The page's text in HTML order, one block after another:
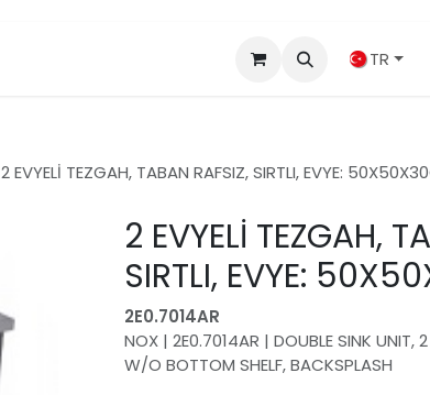
TR
2 EVYELİ TEZGAH, TABAN RAFSIZ, SIRTLI, EVYE:
2 EVYELİ TEZGAH,
SIRTLI, EVYE:
2E0.7014AR
NOX | 2E0.7014AR | DOUBLE SINK
W/O BOTTOM SHELF, BACKSPLASH